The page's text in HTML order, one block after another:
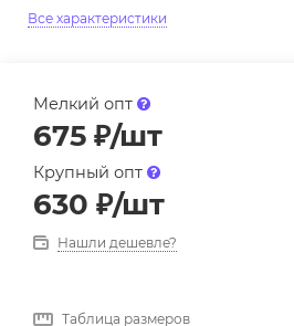
Все характеристики
Мелкий опт
675 ₽/шт
Крупный опт
630 ₽/шт
Нашли дешевле?
Таблица размеров